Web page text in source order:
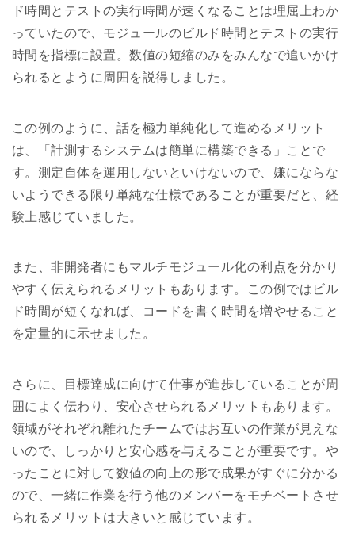
ド時間とテストの実行時間が速くなることは理屈上わか
っていたので、モジュールのビルド時間とテストの実行
時間を指標に設置。数値の短縮のみをみんなで追いかけ
られるとように周囲を説得しました。
この例のように、話を極力単純化して進めるメリット
は、「計測するシステムは簡単に構築できる」ことで
す。測定自体を運用しないといけないので、嫌にならな
いようできる限り単純な仕様であることが重要だと、経
験上感じていました。
また、非開発者にもマルチモジュール化の利点を分かり
やすく伝えられるメリットもあります。この例ではビル
ド時間が短くなれば、コードを書く時間を増やせること
を定量的に示せました。
さらに、目標達成に向けて仕事が進歩していることが周
囲によく伝わり、安心させられるメリットもあります。
領域がそれぞれ離れたチームではお互いの作業が見えな
いので、しっかりと安心感を与えることが重要です。や
ったことに対して数値の向上の形で成果がすぐに分かる
ので、一緒に作業を行う他のメンバーをモチベートさせ
られるメリットは大きいと感じています。